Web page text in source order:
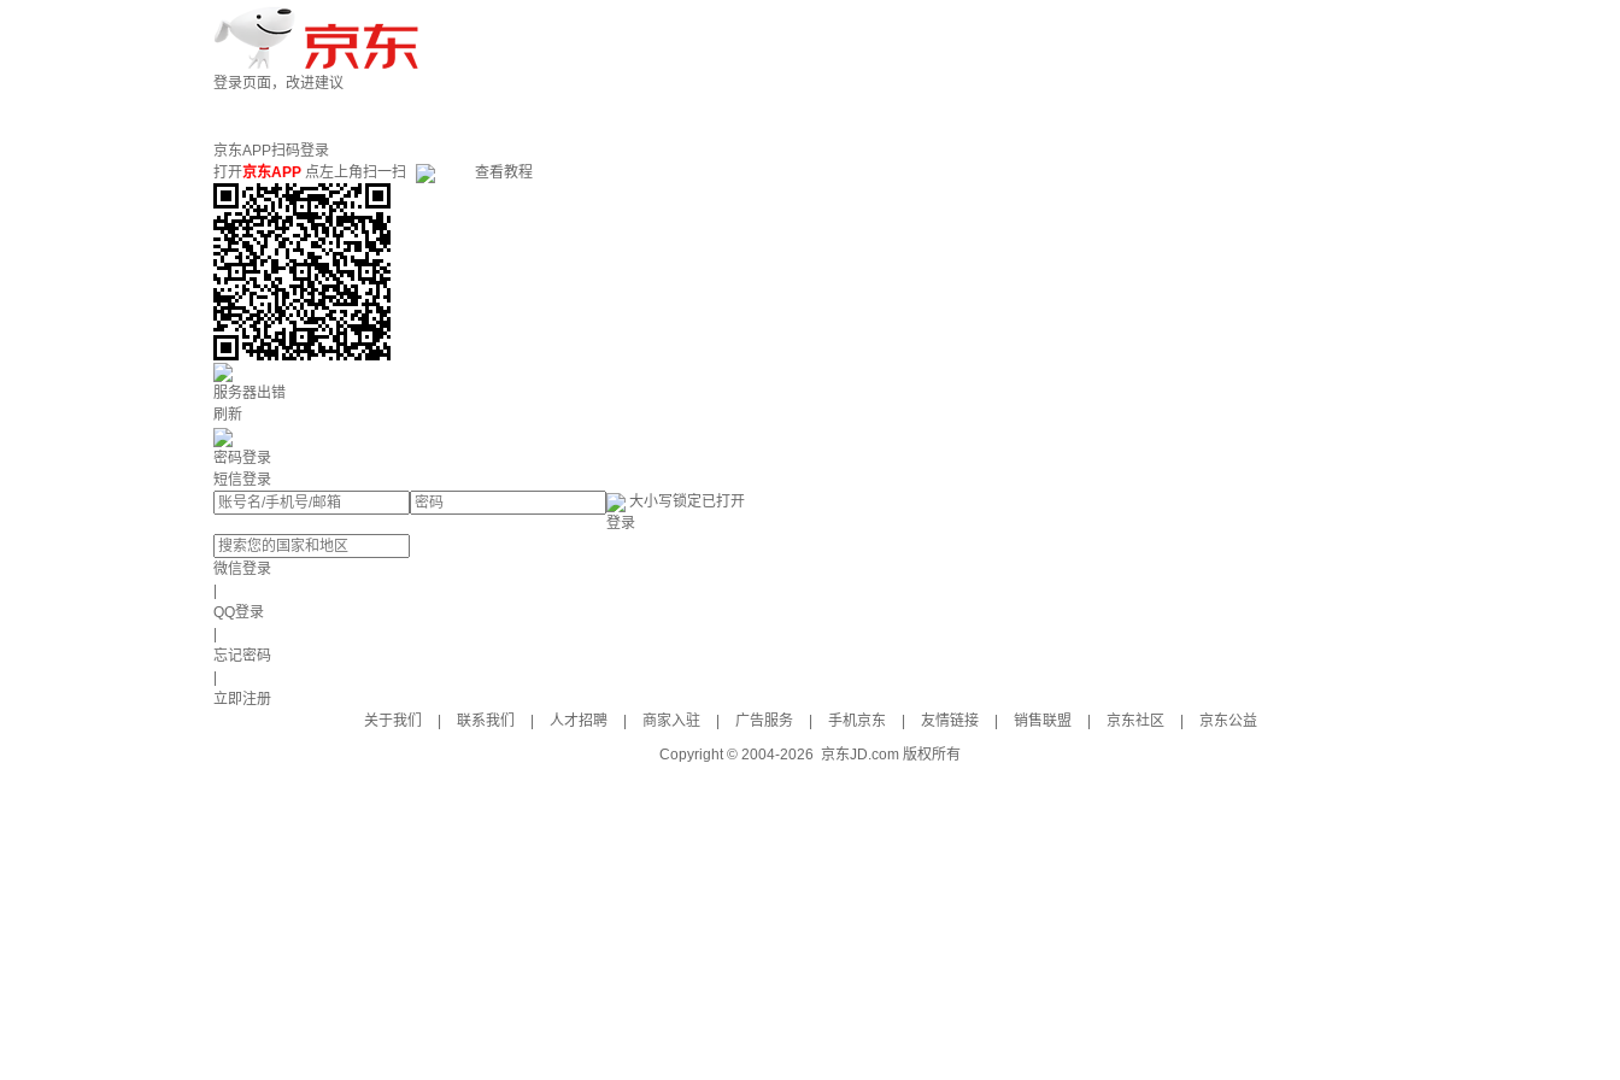
登录页面，改进建议
京东APP扫码登录
打开京东APP 点左上角扫一扫 查看教程
服务器出错
刷新
密码登录
短信登录
大小写锁定已打开
登录
微信登录
QQ登录
忘记密码
立即注册
关于我们
联系我们 人才招聘 商家入驻 广告服务 手机京东 友情链接 销售联盟 京东社区
京东公益
Copyright © 2004-2026 京东JD.com 版权所有